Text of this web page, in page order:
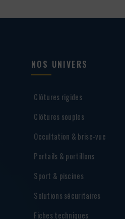
NOS UNIVERS
Clôtures rigides
Clôtures souples
Occultation & brise-vue
Portails & portillons
Sport & piscines
Solutions sécuritaires
Fiches techniques